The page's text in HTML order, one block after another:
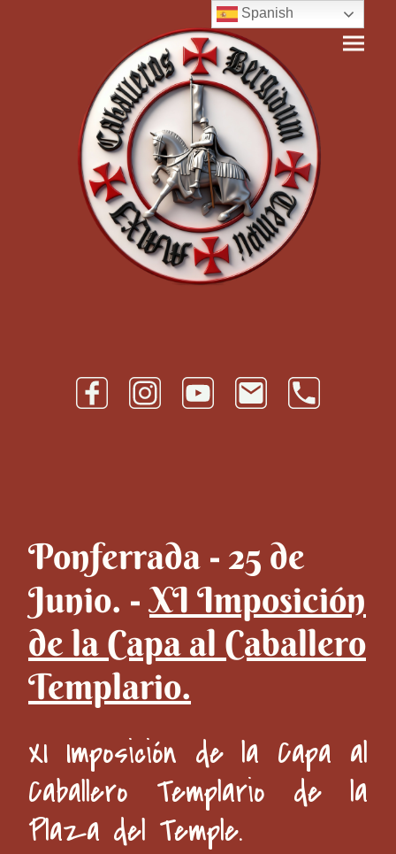
Ponferrada - 25 de
Junio. -XI Imposición
de la Capa al Caballero
Templario.
XI Imposición de la Capa al
Caballero Templario de la
Plaza del Temple.
Spanish